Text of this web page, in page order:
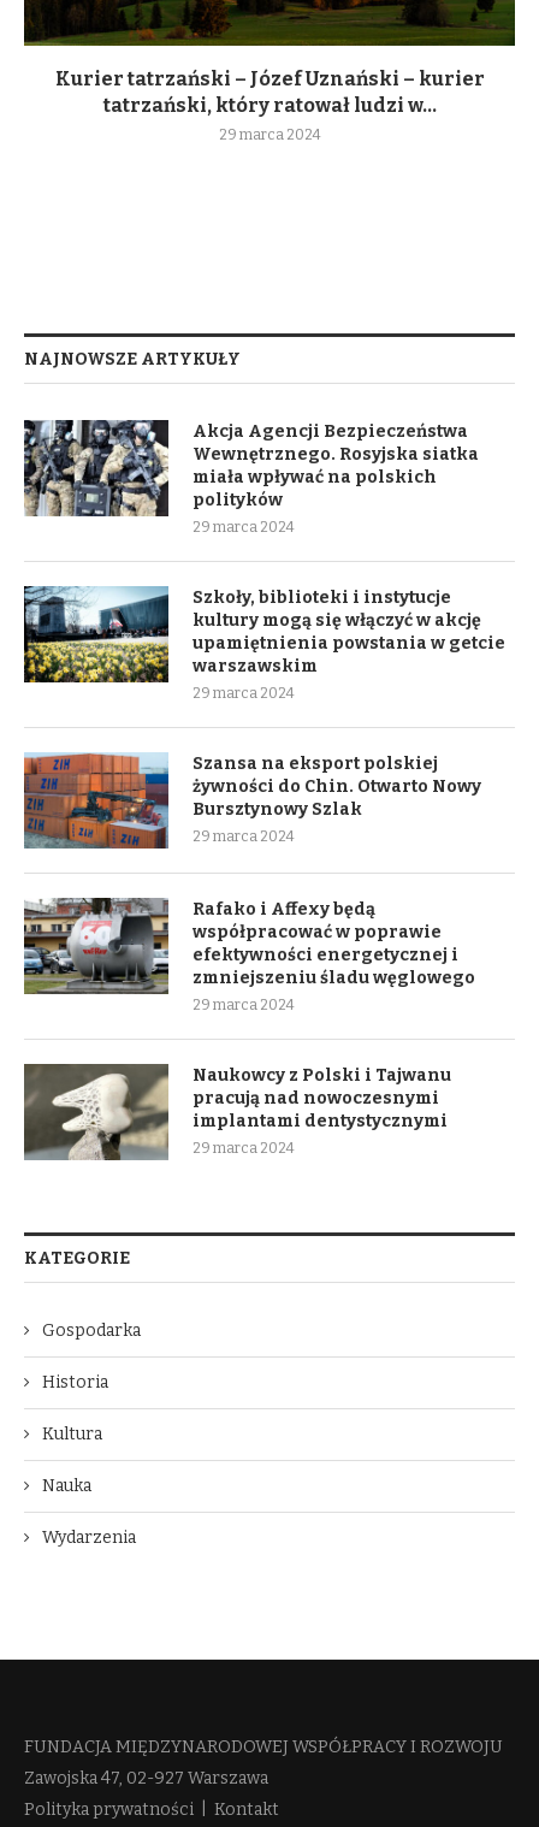
Kurier tatrzański – Józef Uznański – kurier
tatrzański, który ratował ludzi w...
29 marca 2024
NAJNOWSZE ARTYKUŁY
Akcja Agencji Bezpieczeństwa
Wewnętrznego. Rosyjska siatka
miała wpływać na polskich
polityków
29 marca 2024
Szkoły, biblioteki i instytucje
kultury mogą się włączyć w akcję
upamiętnienia powstania w getcie
warszawskim
29 marca 2024
Szansa na eksport polskiej
żywności do Chin. Otwarto Nowy
Bursztynowy Szlak
29 marca 2024
Rafako i Affexy będą
współpracować w poprawie
efektywności energetycznej i
zmniejszeniu śladu węglowego
29 marca 2024
Naukowcy z Polski i Tajwanu
pracują nad nowoczesnymi
implantami dentystycznymi
29 marca 2024
KATEGORIE
Gospodarka
Historia
Kultura
Nauka
Wydarzenia
FUNDACJA MIĘDZYNARODOWEJ WSPÓŁPRACY I ROZWOJU​
Zawojska 47, 02-927 Warszawa
Polityka prywatności
Kontakt